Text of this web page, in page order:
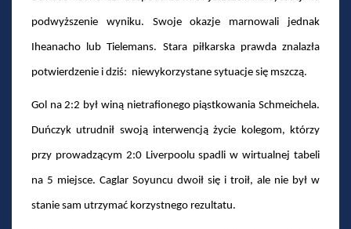
podwyższenie wyniku. Swoje okazje marnowali jednak
Iheanacho lub Tielemans. Stara piłkarska prawda znalazła
potwierdzenie i dziś: niewykorzystane sytuacje się mszczą.
Gol na 2:2 był winą nietrafionego piąstkowania Schmeichela.
Duńczyk utrudnił swoją interwencją życie kolegom, którzy
przy prowadzącym 2:0 Liverpoolu spadli w wirtualnej tabeli
na 5 miejsce. Caglar Soyuncu dwoił się i troił, ale nie był w
stanie sam utrzymać korzystnego rezultatu.